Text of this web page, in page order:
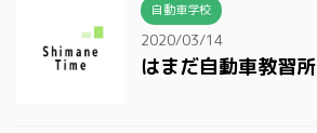
自動車学校
2020/03/14
はまだ自動車教習所